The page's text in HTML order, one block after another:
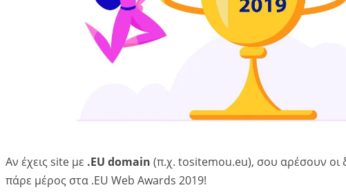
Αν έχεις site με .EU domain (π.χ. tositemou.eu), σου αρέσουν οι
πάρε μέρος στα .EU Web Awards 2019!